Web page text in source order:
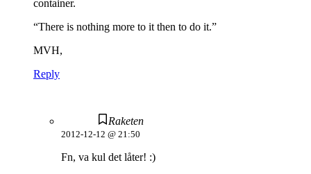
container.
“There is nothing more to it then to do it.”
MVH,
Reply
Raketen
2012-12-12 @ 21:50
Fn, va kul det låter! :)